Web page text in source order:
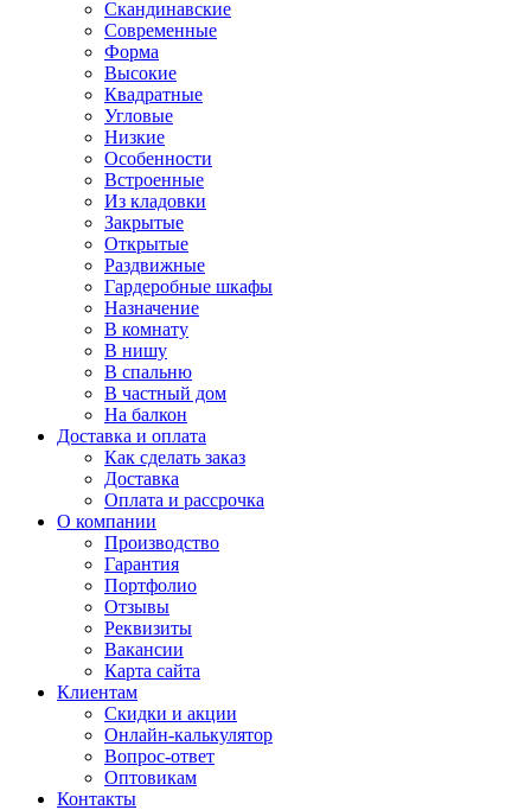
Скандинавские
Современные
Форма
Высокие
Квадратные
Угловые
Низкие
Особенности
Встроенные
Из кладовки
Закрытые
Открытые
Раздвижные
Гардеробные шкафы
Назначение
В комнату
В нишу
В спальню
В частный дом
На балкон
Доставка и оплата
Как сделать заказ
Доставка
Оплата и рассрочка
О компании
Производство
Гарантия
Портфолио
Отзывы
Реквизиты
Вакансии
Карта сайта
Клиентам
Скидки и акции
Онлайн-калькулятор
Вопрос-ответ
Оптовикам
Контакты